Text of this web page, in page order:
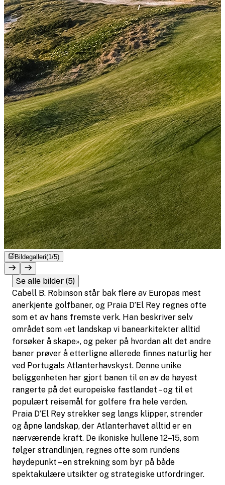
Bildegalleri(1/5)
Se alle bilder (5)
Cabell B. Robinson står bak flere av Europas mest
anerkjente golfbaner, og Praia D’El Rey regnes ofte
som et av hans fremste verk. Han beskriver selv
området som «et landskap vi banearkitekter alltid
forsøker å skape», og peker på hvordan alt det andre
baner prøver å etterligne allerede finnes naturlig her
ved Portugals Atlanterhavskyst. Denne unike
beliggenheten har gjort banen til en av de høyest
rangerte på det europeiske fastlandet – og til et
populært reisemål for golfere fra hele verden.
Praia D’El Rey strekker seg langs klipper, strender
og åpne landskap, der Atlanterhavet alltid er en
nærværende kraft. De ikoniske hullene 12–15, som
følger strandlinjen, regnes ofte som rundens
høydepunkt – en strekning som byr på både
spektakulære utsikter og strategiske utfordringer.